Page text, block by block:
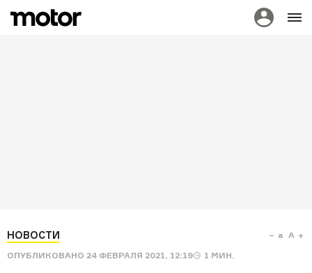
НОВОСТИ
ОПУБЛИКОВАНО 24 ФЕВРАЛЯ 2021, 12:19 1 МИН.
a A